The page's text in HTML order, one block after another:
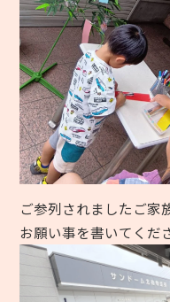
ご参列されましたご家
お願い事を書いてくだ